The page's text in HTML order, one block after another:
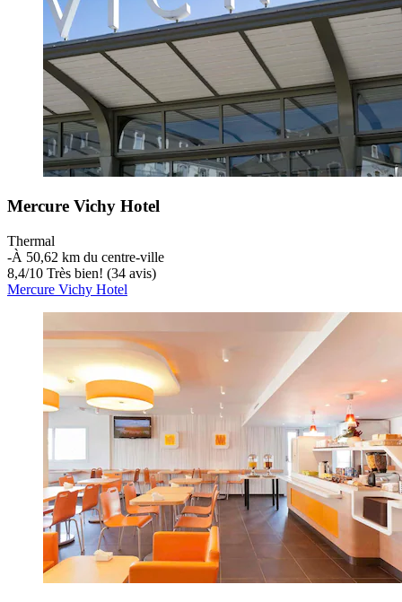
Mercure Vichy Hotel
Thermal
‐À 50,62 km du centre-ville
8,4/10 Très bien! (34 avis)
Mercure Vichy Hotel